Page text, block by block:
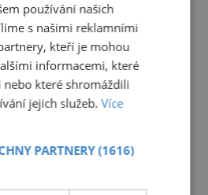
technologie tisku
ovlivňuje, jaký
aby výsledky
: Tisk na těchto
s povrchovou
rozpíjení inkoustu.
používání našich
s našimi reklamními
kteří je mohou
informacemi, které
které shromáždili
jejich služeb.Více
PARTNERY(1616)